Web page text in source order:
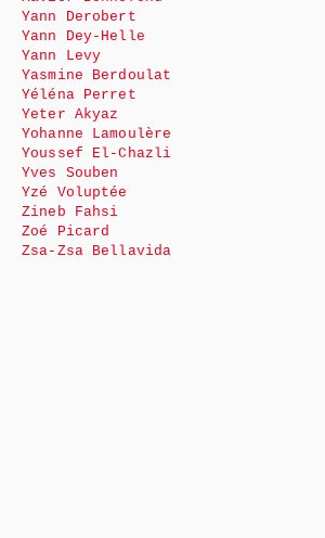
Yann Derobert
Yann Dey-Helle
Yann Levy
Yasmine Berdoulat
Yéléna Perret
Yeter Akyaz
Yohanne Lamoulère
Youssef El-Chazli
Yves Souben
Yzé Voluptée
Zineb Fahsi
Zoé Picard
Zsa-Zsa Bellavida